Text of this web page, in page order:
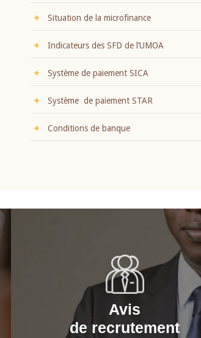
Situation de la microfinance
Indicateurs des SFD de l’UMOA
Système de paiement SICA
Système de paiement STAR
Conditions de banque
Avis
de recrutement